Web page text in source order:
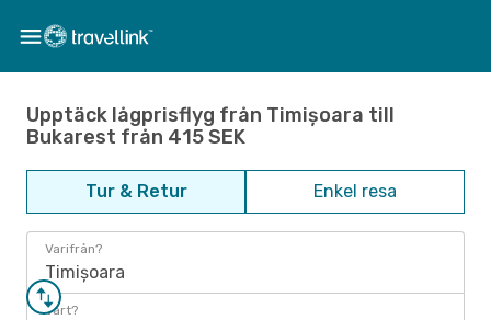
Upptäck lågprisflyg från Timișoara till
Bukarest från 415 SEK
Tur & Retur Enkel resa
Varifrån?
Timișoara
Vart?